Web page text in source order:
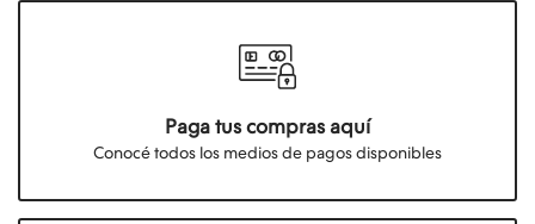
Paga tus compras aquí
Conocé todos los medios de pagos disponibles